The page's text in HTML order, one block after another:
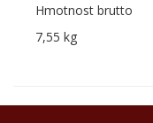
Hmotnost brutto
7,55 kg